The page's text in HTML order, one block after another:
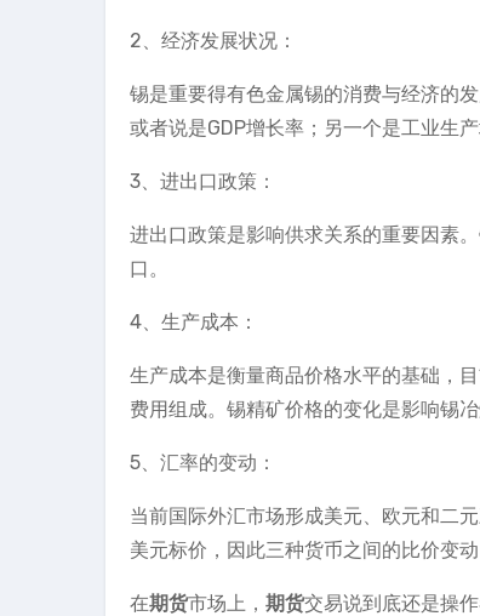
2、经济发展状况：
锡是重要得有色金属锡的消费与经济的
或者说是GDP增长率；另一个是工业生产
3、进出口政策：
进出口政策是影响供求关系的重要因素
口。
4、生产成本：
生产成本是衡量商品价格水平的基础，
费用组成。锡精矿价格的变化是影响锡冶
5、汇率的变动：
当前国际外汇市场形成美元、欧元和二
美元标价，因此三种货币之间的比价变
在期货市场上， 期货交易说到底还是操